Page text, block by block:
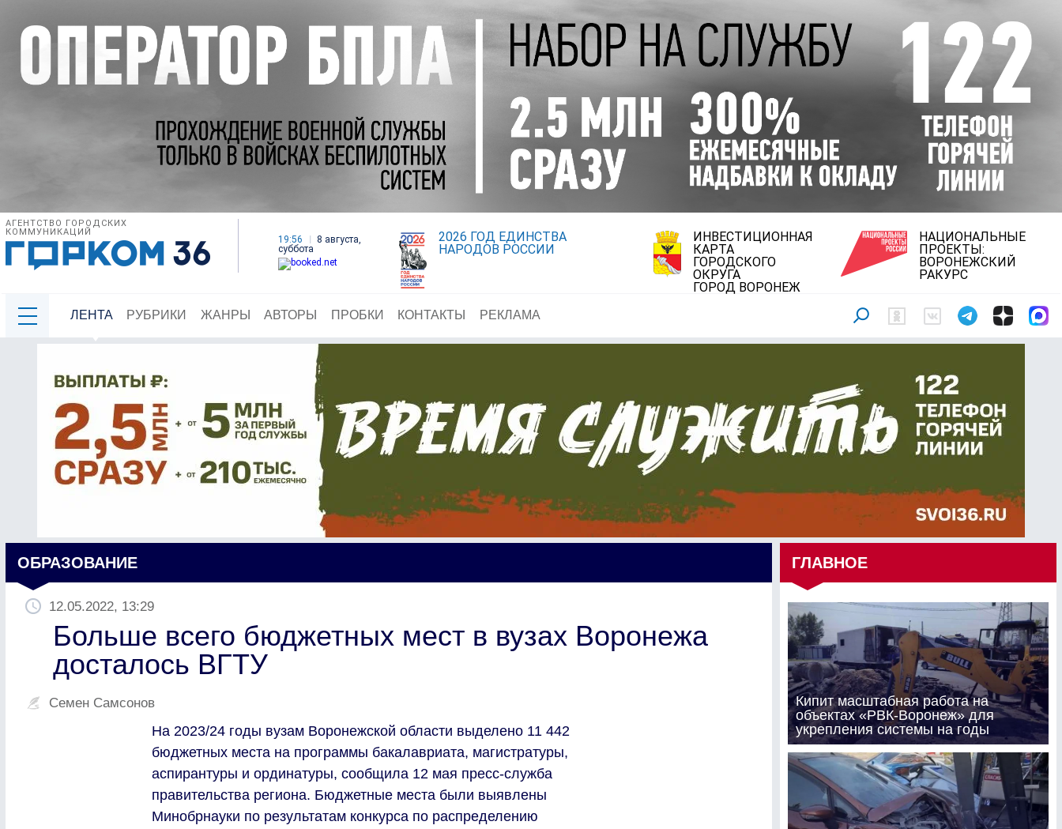
АГЕНТСТВО ГОРОДСКИХ
КОММУНИКАЦИЙ
19:56
8 августа,
суббота
2026 ГОД ЕДИНСТВА
НАРОДОВ РОССИИ
ИНВЕСТИЦИОННАЯ
КАРТА
ГОРОДСКОГО
ОКРУГА
ГОРОД ВОРОНЕЖ
НАЦИОНАЛЬНЫЕ
ПРОЕКТЫ:
ВОРОНЕЖСКИЙ
РАКУРС
ЛЕНТА РУБРИКИ ЖАНРЫ АВТОРЫ ПРОБКИ КОНТАКТЫ РЕКЛАМА
ОБРАЗОВАНИЕ
12.05.2022, 13:29
Больше всего бюджетных мест в вузах Воронежа
досталось ВГТУ
Семен Самсонов
На 2023/24 годы вузам Воронежской области выделено 11 442
бюджетных места на программы бакалавриата, магистратуры,
аспирантуры и ординатуры, сообщила 12 мая пресс-служба
правительства региона. Бюджетные места были выявлены
Минобрнауки по результатам конкурса по распределению
ГЛАВНОЕ
Кипит масштабная работа на
объектах «РВК-Воронеж» для
укрепления системы на годы